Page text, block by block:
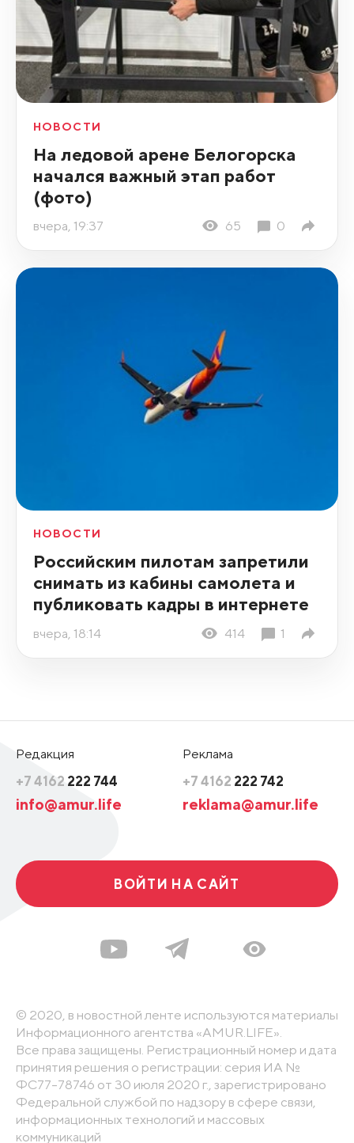
НОВОСТИ
На ледовой арене Белогорска
начался важный этап работ
(фото)
вчера, 19:37 65 0
НОВОСТИ
Российским пилотам запретили
снимать из кабины самолета и
публиковать кадры в интернете
вчера, 18:14 414 1
Редакция
+7 4162 222 744
info@amur.life
Реклама
+7 4162 222 742
reklama@amur.life
ВОЙТИ НА САЙТ
© 2020, в новостной ленте используются материалы
Информационного агентства «AMUR.LIFE».
Все права защищены. Регистрационный номер и дата
принятия решения о регистрации: серия ИА №
ФС77-78746 от 30 июля 2020 г., зарегистрировано
Федеральной службой по надзору в сфере связи,
информационных технологий и массовых
коммуникаций